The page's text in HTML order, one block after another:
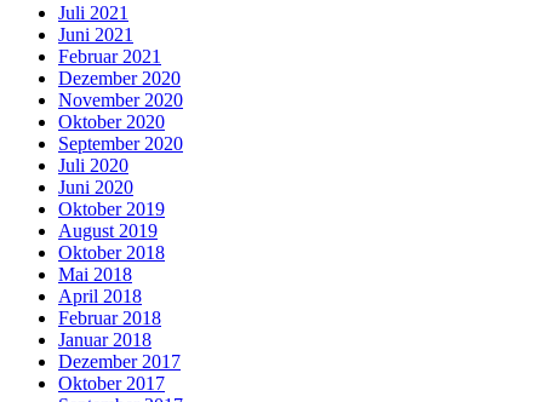
Juli 2021
Juni 2021
Februar 2021
Dezember 2020
November 2020
Oktober 2020
September 2020
Juli 2020
Juni 2020
Oktober 2019
August 2019
Oktober 2018
Mai 2018
April 2018
Februar 2018
Januar 2018
Dezember 2017
Oktober 2017